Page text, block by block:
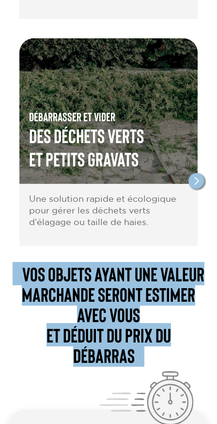
Débarrasser et vider
des Déchets verts
et petits gravats
Une solution rapide et écologique
pour gérer les déchets verts
d’élagage ou taille de haies.
VOS OBJETS AYANT UNE VALEUR
MARCHANDE SERONT ESTIMER
AVEC VOUS
ET DÉDUIT DU PRIX DU
DÉBARRAS